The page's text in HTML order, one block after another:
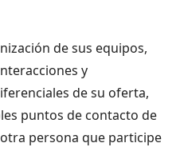
de sus equipos,
y
de su oferta,
puntos de contacto de
persona que participe